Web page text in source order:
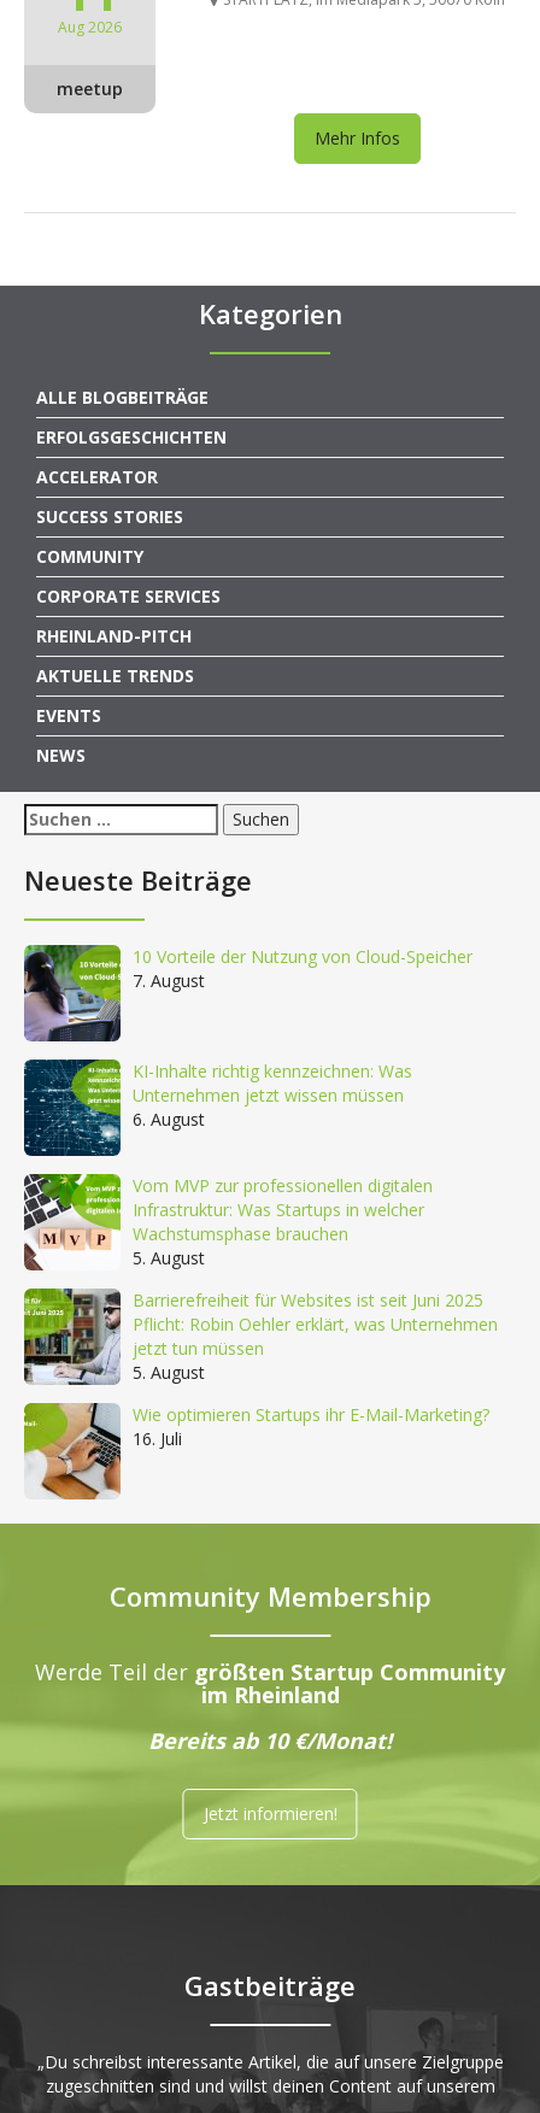
Aug 2026
meetup
Mehr Infos
Kategorien
ALLE BLOGBEITRÄGE
ERFOLGSGESCHICHTEN
ACCELERATOR
SUCCESS STORIES
COMMUNITY
CORPORATE SERVICES
RHEINLAND-PITCH
AKTUELLE TRENDS
EVENTS
NEWS
Suchen
nach:
Neueste Beiträge
10 Vorteile der Nutzung von Cloud-Speicher
7. August
KI-Inhalte richtig kennzeichnen: Was
Unternehmen jetzt wissen müssen
6. August
Vom MVP zur professionellen digitalen
Infrastruktur: Was Startups in welcher
Wachstumsphase brauchen
5. August
Barrierefreiheit für Websites ist seit Juni 2025
Pflicht: Robin Oehler erklärt, was Unternehmen
jetzt tun müssen
5. August
Wie optimieren Startups ihr E-Mail-Marketing?
16. Juli
Community Membership
Werde Teil der größten Startup Community
im Rheinland
Bereits ab 10 €/Monat!
Jetzt informieren!
Gastbeiträge
„Du schreibst interessante Artikel, die auf unsere Zielgruppe
zugeschnitten sind und willst deinen Content auf unserem